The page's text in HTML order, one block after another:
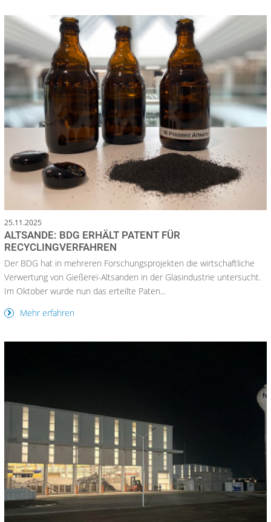
25.11.2025
ALTSANDE: BDG ERHÄLT PATENT FÜR
RECYCLINGVERFAHREN
Der BDG hat in mehreren Forschungsprojekten die wirtschaftliche
Verwertung von Gießerei-Altsanden in der Glasindustrie untersucht.
Im Oktober wurde nun das erteilte Paten...
Mehr erfahren